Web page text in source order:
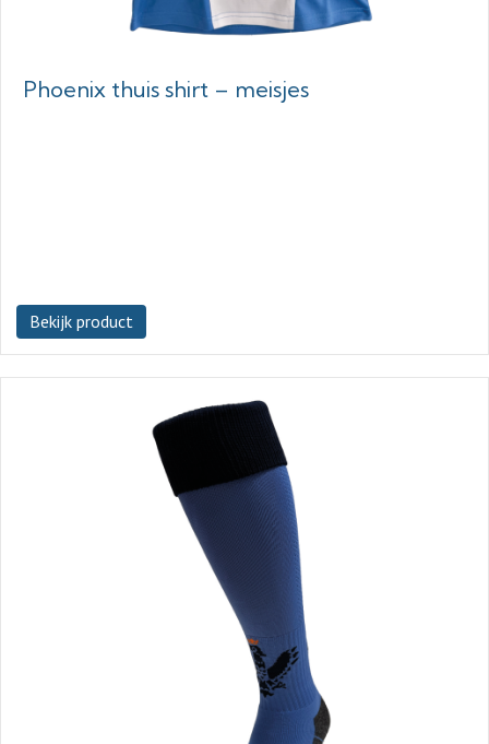
Phoenix thuis shirt – meisjes
Bekijk product